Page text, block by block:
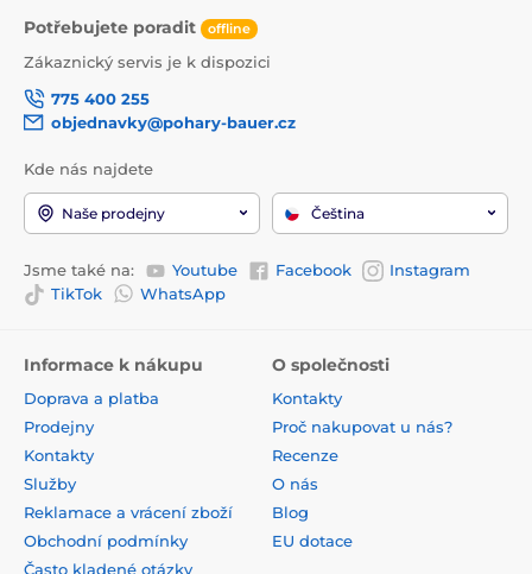
Potřebujete poradit offline
Zákaznický servis je k dispozici
775 400 255
objednavky@pohary-bauer.cz
Kde nás najdete
Naše prodejny Čeština
Jsme také na: Youtube Facebook
Instagram
TikTok
WhatsApp
Informace k nákupu
Doprava a platba
Prodejny
Kontakty
Služby
Reklamace a vrácení zboží
Obchodní podmínky
Často kladené otázky
O společnosti
Kontakty
Proč nakupovat u nás?
Recenze
O nás
Blog
EU dotace